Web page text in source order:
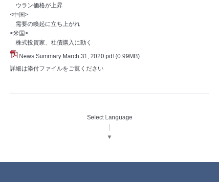
ウラン価格が上昇
<中国>
需要の喚起に立ち上がれ
<米国>
株式投資家、社債購入に動く
News Summary March 31, 2020.pdf (0.99MB)
詳細は添付ファイルをご覧ください
Select Language
▼